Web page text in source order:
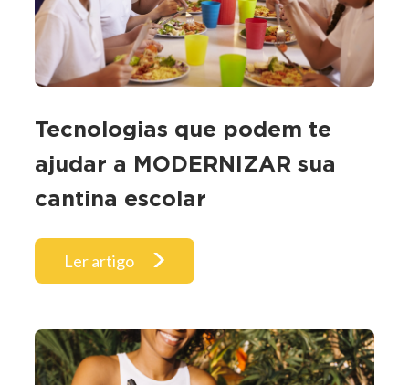
Tecnologias que podem te
ajudar a MODERNIZAR sua
cantina escolar
Ler artigo